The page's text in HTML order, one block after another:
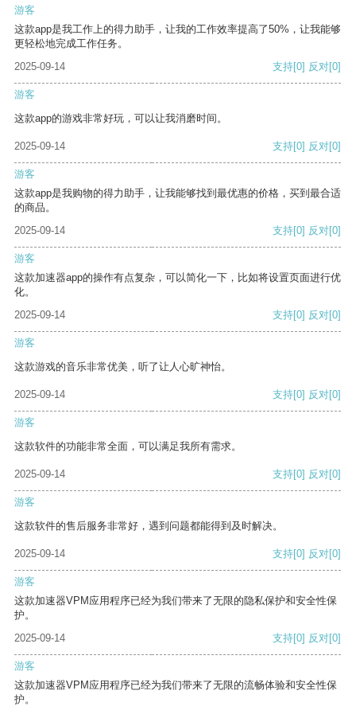
游客
这款app是我工作上的得力助手，让我的工作效率提高了50%，让我能够
更轻松地完成工作任务。
2025-09-14
支持[0] 反对[0]
游客
这款app的游戏非常好玩，可以让我消磨时间。
2025-09-14 支持[0] 反对[0]
游客
这款app是我购物的得力助手，让我能够找到最优惠的价格，买到最合适
的商品。
2025-09-14
支持[0] 反对[0]
游客
这款加速器app的操作有点复杂，可以简化一下，比如将设置页面进行优
化。
2025-09-14
支持[0] 反对[0]
游客
这款游戏的音乐非常优美，听了让人心旷神怡。
2025-09-14 支持[0] 反对[0]
游客
这款软件的功能非常全面，可以满足我所有需求。
2025-09-14 支持[0] 反对[0]
游客
这款软件的售后服务非常好，遇到问题都能得到及时解决。
2025-09-14 支持[0] 反对[0]
游客
这款加速器VPM应用程序已经为我们带来了无限的隐私保护和安全性保
护。
2025-09-14
支持[0] 反对[0]
游客
这款加速器VPM应用程序已经为我们带来了无限的流畅体验和安全性保
护。